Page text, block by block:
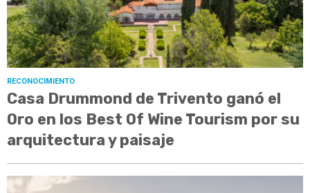
RECONOCIMIENTO
Casa Drummond de Trivento ganó el
Oro en los Best Of Wine Tourism por su
arquitectura y paisaje